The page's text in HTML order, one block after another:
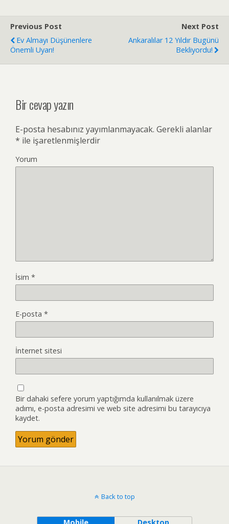
Previous Post
Ev Almayı Düşünenlere
Önemli Uyarı!
Next Post
Ankaralılar 12 Yıldır Bugünü
Bekliyordu!
Bir cevap yazın
E-posta hesabınız yayımlanmayacak. Gerekli alanlar
* ile işaretlenmişlerdir
Yorum
İsim *
E-posta *
İnternet sitesi
Bir dahaki sefere yorum yaptığımda kullanılmak üzere
adımı, e-posta adresimi ve web site adresimi bu tarayıcıya
kaydet.
Back to top